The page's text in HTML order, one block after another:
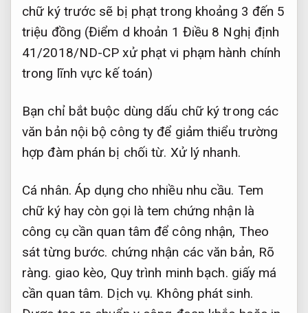
chữ ký trước sẽ bị phạt trong khoảng 3 đến 5
triệu đồng (Điểm d khoản 1 Điều 8 Nghị định
41/2018/ND-CP xử phạt vi phạm hành chính
trong lĩnh vực kế toán)
Bạn chỉ bắt buộc dùng dấu chữ ký trong các
văn bản nội bộ công ty để giảm thiểu trường
hợp đàm phán bị chối từ. Xử lý nhanh.
Cá nhân. Áp dụng cho nhiều nhu cầu. Tem
chữ ký hay còn gọi là tem chứng nhận là
công cụ cần quan tâm để công nhận, Theo
sát từng bước. chứng nhận các văn bản, Rõ
ràng. giao kèo, Quy trình minh bạch. giấy má
cần quan tâm. Dịch vụ. Không phát sinh.